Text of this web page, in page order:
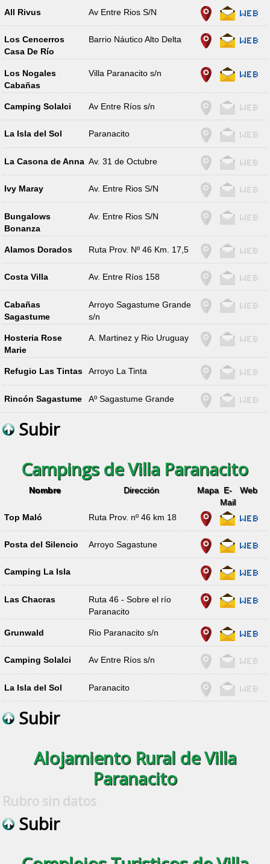
All Rivus Av Entre Rios S/N
Los Cencerros
Casa De Río
Barrio Náutico Alto Delta
Los Nogales
Cabañas
Villa Paranacito s/n
Camping Solalci Av Entre Ríos s/n
La Isla del Sol Paranacito
La Casona de Anna Av. 31 de Octubre
Ivy Maray Av. Entre Rios S/N
Bungalows
Bonanza
Av. Entre Rios S/N
Alamos Dorados Ruta Prov. Nº 46 Km. 17,5
Costa Villa Av. Entre Ríos 158
Cabañas
Sagastume
Arroyo Sagastume Grande
s/n
Hosteria Rose
Marie
A. Martinez y Rio Uruguay
Refugio Las Tintas Arroyo La Tinta
Rincón Sagastume Aº Sagastume Grande
Subir
Campings de Villa Paranacito
Nombre Dirección Mapa E-
Mail
Web
Top Maló Ruta Prov. nº 46 km 18
Posta del Silencio Arroyo Sagastune
Camping La Isla
Las Chacras
Ruta 46 - Sobre el río
Paranacito
Grunwald Rio Paranacito s/n
Camping Solalci Av Entre Ríos s/n
La Isla del Sol Paranacito
Subir
Alojamiento Rural de Villa
Paranacito
Rubro sin datos
Subir